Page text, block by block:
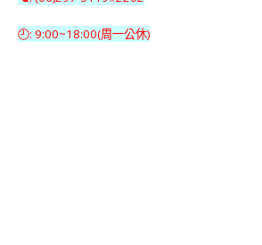
🕘: 9:00~18:00(周一公休)